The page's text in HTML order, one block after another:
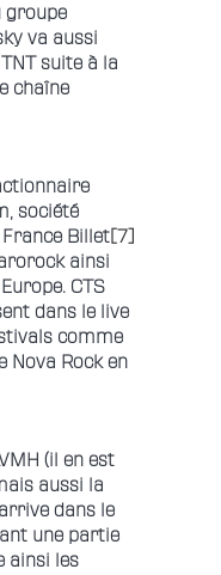
groupe
va aussi
suite à la
chaîne
société
Billet[7]
ainsi
CTS
dans le live
comme
Nova Rock en
(il en est
aussi la
dans le
une partie
ainsi les